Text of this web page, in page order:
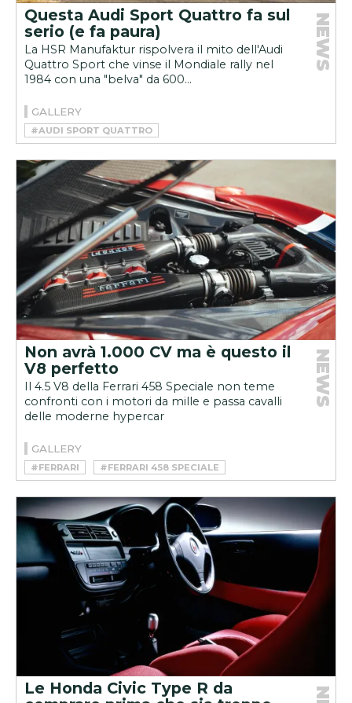
Questa Audi Sport Quattro fa sul
serio (e fa paura)
La HSR Manufaktur rispolvera il mito dell'Audi
Quattro Sport che vinse il Mondiale rally nel
1984 con una "belva" da 600...
NEWS
GALLERY
#AUDI SPORT QUATTRO
#HSR MANUFAKTUR
#RESTOMOD
Non avrà 1.000 CV ma è questo il
V8 perfetto
Il 4.5 V8 della Ferrari 458 Speciale non teme
confronti con i motori da mille e passa cavalli
delle moderne hypercar
NEWS
GALLERY
#FERRARI #FERRARI 458 SPECIALE
Le Honda Civic Type R da